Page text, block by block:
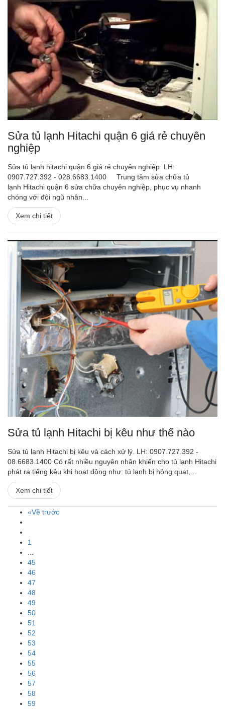
Sửa tủ lạnh Hitachi quận 6 giá rẻ chuyên
nghiệp
Sửa tủ lạnh hitachi quận 6 giá rẻ chuyên nghiệp LH:
0907.727.392 - 028.6683.1400 Trung tâm sửa chữa tủ
lạnh Hitachi quận 6 sửa chữa chuyên nghiệp, phục vụ nhanh
chóng với đội ngũ nhân...
Xem chi tiết
Sửa tủ lạnh Hitachi bị kêu như thế nào
Sửa tủ lạnh Hitachi bị kêu và cách xử lý. LH: 0907.727.392 -
08.6683.1400 Có rất nhiều nguyên nhân khiến cho tủ lạnh Hitachi
phát ra tiếng kêu khi hoạt động như: tủ lạnh bị hỏng quạt,...
Xem chi tiết
«Về trước
1
45
46
47
48
49
50
51
52
53
54
55
56
57
58
59